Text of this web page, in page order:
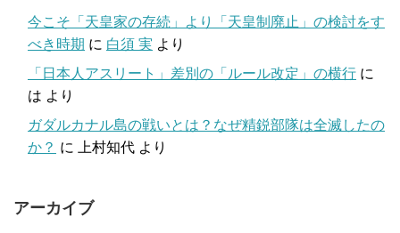
今こそ「天皇家の存続」より「天皇制廃止」の検討をす
べき時期 に 白須 実 より
「日本人アスリート」差別の「ルール改定」の横行 に
は より
ガダルカナル島の戦いとは？なぜ精鋭部隊は全滅したの
か？ に 上村知代 より
アーカイブ